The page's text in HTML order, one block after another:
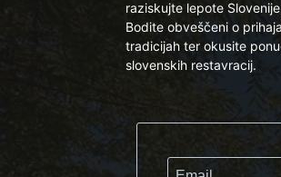
raziskujte lepote
Bodite obveščeni o
tradicijah ter okusite
slovenskih restavracij.